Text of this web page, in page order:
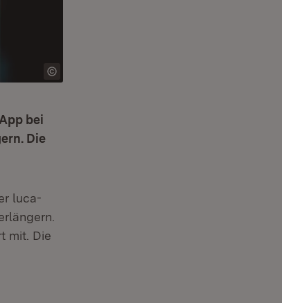
bei
Die
luca-
mit. Die